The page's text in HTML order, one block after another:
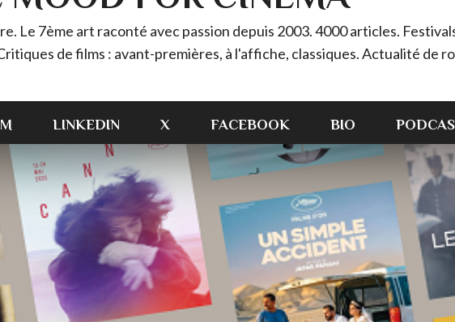
Le 7ème art raconté avec passion depuis 2003. 4000 articles.
de films : avant-premières, à l'affiche, classiques. Actualité de
LINKEDIN X FACEBOOK BIO